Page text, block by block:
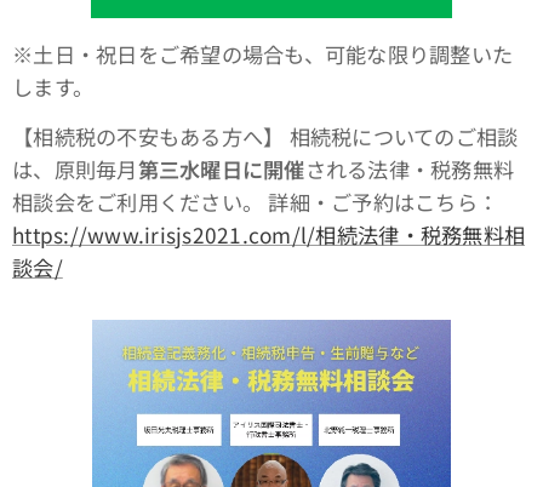
※土日・祝日をご希望の場合も、可能な限り調整いた
します。
【相続税の不安もある方へ】 相続税についてのご相談
は、原則毎月第三水曜日に開催される法律・税務無料
相談会をご利用ください。 詳細・ご予約はこちら：
https://www.irisjs2021.com/l/相続法律・税務無料相
談会/